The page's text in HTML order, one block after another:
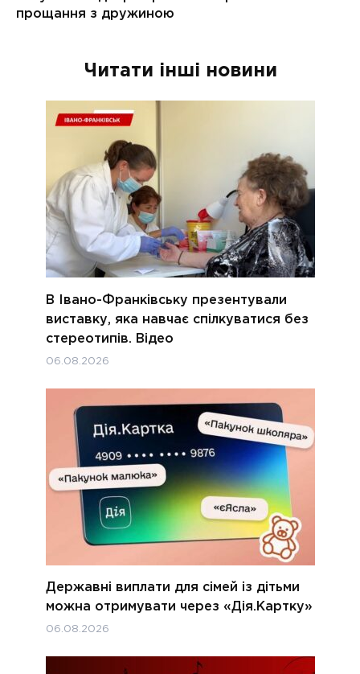
Читати інші новини
В Івано-Франківську презентували
виставку, яка навчає спілкуватися без
стереотипів. Відео
06.08.2026
Державні виплати для сімей із дітьми
можна отримувати через «Дія.Картку»
06.08.2026